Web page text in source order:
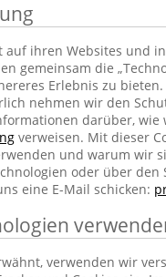
auf ihren Websites und
gemeinsam die
Erlebnis zu
nehmen wir den
darüber,
verweisen. Mit dieser
und warum wir
oder über
eine E-Mail schicken:
verwenden wir